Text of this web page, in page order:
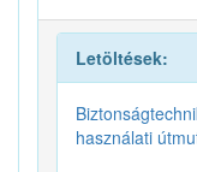
Letöltések:
használati